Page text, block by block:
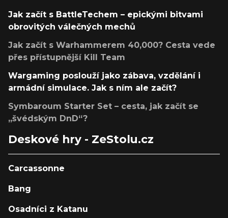
Jak začít s BattleTechem – epickými bitvami
obrovitých válečných mechů
Jak začít s Warhammerem 40,000? Cesta vede
přes přístupnější Kill Team
Wargaming poslouží jako zábava, vzdělání i
armádní simulace. Jak s ním ale začít?
Symbaroum Starter Set – cesta, jak začít se
„švédským DnD“?
Deskové hry - ZeStolu.cz
Carcassonne
Bang
Osadníci z Katanu